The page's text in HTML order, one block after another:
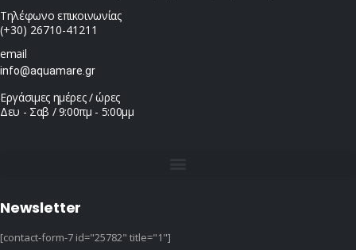
Τηλέφωνο επικοινωνίας
(+30) 26710-41211
email
info@aquamare.gr
Εργάσιμες ημέρες / ώρες
Δευ - Σαβ / 9:00πμ - 5:00μμ
Newsletter
[contact-form-7 id="25782" title="1"]